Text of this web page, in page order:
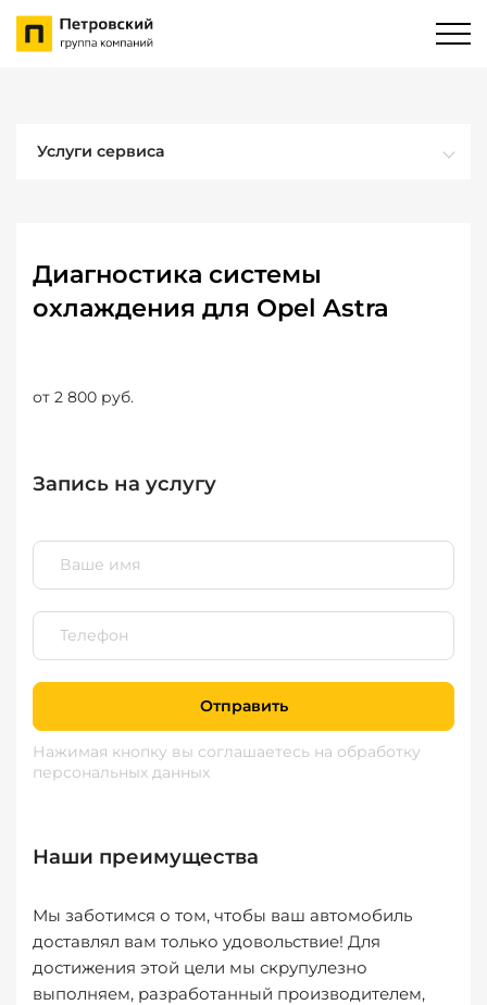
Услуги сервиса
Диагностика системы
охлаждения для Opel Astra
от 2 800 руб.
Запись на услугу
Отправить
Нажимая кнопку вы соглашаетесь на обработку
персональных данных
Наши преимущества
Мы заботимся о том, чтобы ваш автомобиль
доставлял вам только удовольствие! Для
достижения этой цели мы скрупулезно
выполняем, разработанный производителем,